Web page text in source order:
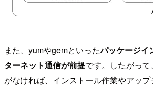
また、yumやgemといったパッケージイ
ターネット通信が前提です。したがっ
がなければ、インストール作業やアップ